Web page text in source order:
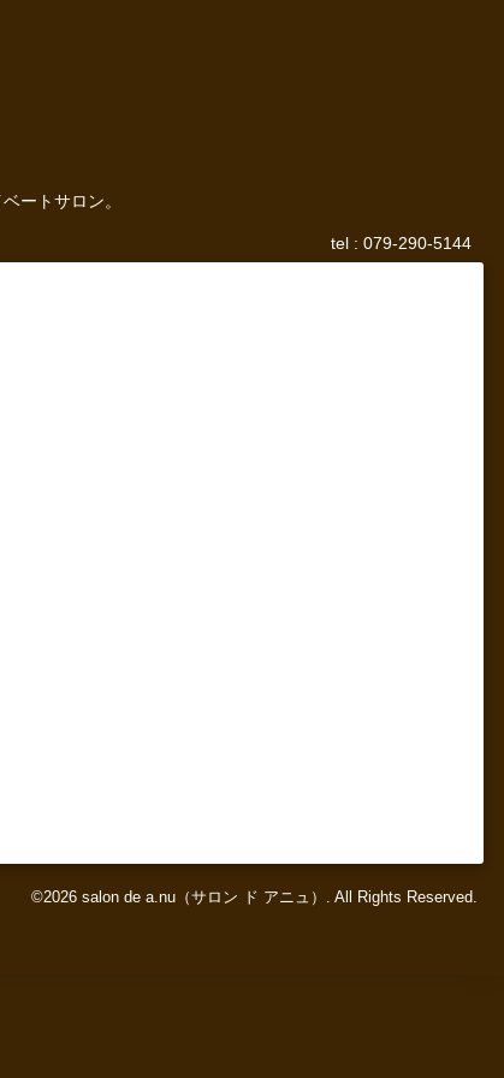
ートサロン。
tel : 079-290-5144
©2026 salon de a.nu（サロン ド アニュ） . All Rights Reserved.